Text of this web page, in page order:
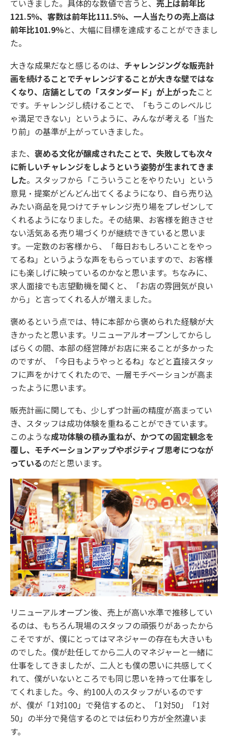
ていきました。具体的な数値で言うと、 売上は前年比
121.5％、客数は前年比111.5％、一人当たりの売上高は
前年比101.9％と、大幅に目標を達成することができまし
た。
大きな成果だなと感じるのは、 チャレンジングな販売計
画を続けることでチャレンジすることが大きな壁ではな
くなり、店舗としての「スタンダード」が上がったこと
です。チャレンジし続けることで、「もうこのレベルじ
ゃ満足できない」というように、みんなが考える「当た
り前」の基準が上がっていきました。
また、 褒める文化が醸成されたことで、失敗しても次々
に新しいチャレンジをしようという姿勢が生まれてきま
した。スタッフから「こういうことをやりたい」という
意見・提案がどんどん出てくるようになり、自ら売り込
みたい商品を見つけてチャレンジ売り場をプレゼンして
くれるようになりました。その結果、お客様を飽きさせ
ない活気ある売り場づくりが継続できていると思いま
す。一定数のお客様から、「毎日おもしろいことをやっ
てるね」というような声をもらっていますので、お客様
にも楽しげに映っているのかなと思います。ちなみに、
求人面接でも志望動機を聞くと、「お店の雰囲気が良い
から」と言ってくれる人が増えました。
褒めるという点では、特に本部から褒められた経験が大
きかったと思います。リニューアルオープンしてからし
ばらくの間、本部の経営陣がお店に来ることが多かった
のですが、「今日もようやっとるね」などと直接スタッ
フに声をかけてくれたので、一層モチベーションが高ま
ったように思います。
販売計画に関しても、少しずつ計画の精度が高まってい
き、スタッフは成功体験を重ねることができています。
このような成功体験の積み重ねが、かつての固定観念を
覆し、モチベーションアップやポジティブ思考につなが
っているのだと思います。
リニューアルオープン後、売上が高い水準で推移してい
るのは、もちろん現場のスタッフの頑張りがあったから
こそですが、僕にとってはマネジャーの存在も大きいも
のでした。僕が赴任してから二人のマネジャーと一緒に
仕事をしてきましたが、二人とも僕の思いに共感してく
れて、僕がいないところでも同じ思いを持って仕事をし
てくれました。今、約100人のスタッフがいるのです
が、僕が「1対100」で発信するのと、「1対50」「1対
50」の半分で発信するのとでは伝わり方が全然違いま
す。